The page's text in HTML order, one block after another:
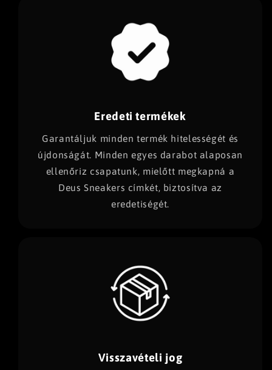
Eredeti termékek
Garantáljuk minden termék hitelességét és
újdonságát. Minden egyes darabot alaposan
ellenőriz csapatunk, mielőtt megkapná a
Deus Sneakers címkét, biztosítva az
eredetiségét.
Visszavételi jog